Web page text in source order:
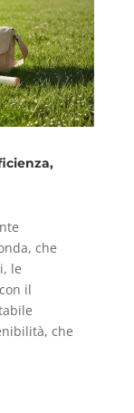
che
le
il
che